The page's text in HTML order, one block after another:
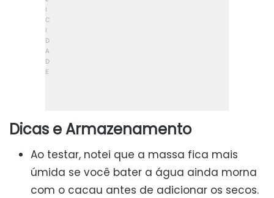
Dicas e Armazenamento
Ao testar, notei que a massa fica mais
úmida se você bater a água ainda morna
com o cacau antes de adicionar os secos.